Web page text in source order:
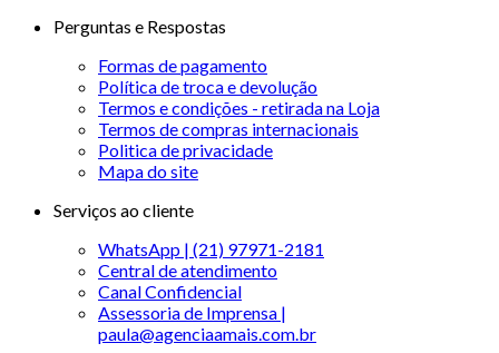
Perguntas e Respostas
Formas de pagamento
Política de troca e devolução
Termos e condições - retirada na Loja
Termos de compras internacionais
Politica de privacidade
Mapa do site
Serviços ao cliente
WhatsApp | (21) 97971-2181
Central de atendimento
Canal Confidencial
Assessoria de Imprensa |
paula@agenciaamais.com.br